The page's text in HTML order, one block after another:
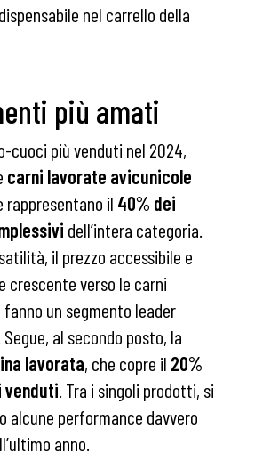
nel carrello della
più amati
cuoci più venduti nel 2024,
carni lavorate avicunicole
rappresentano il 40% dei
dell’intera categoria.
il prezzo accessibile e
crescente verso le carni
fanno un segmento leader
al secondo posto, la
lavorata, che copre il 20%
venduti . Tra i singoli prodotti, si
alcune performance davvero
anno.